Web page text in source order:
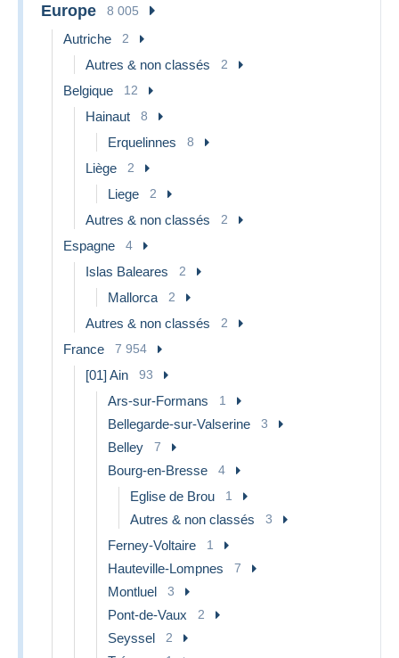
Europe 8 005
Autriche 2
Autres & non classés 2
Belgique 12
Hainaut 8
Erquelinnes 8
Liège 2
Liege 2
Autres & non classés 2
Espagne 4
Islas Baleares 2
Mallorca 2
Autres & non classés 2
France 7 954
[01] Ain 93
Ars-sur-Formans 1
Bellegarde-sur-Valserine 3
Belley 7
Bourg-en-Bresse 4
Eglise de Brou 1
Autres & non classés 3
Ferney-Voltaire 1
Hauteville-Lompnes 7
Montluel 3
Pont-de-Vaux 2
Seyssel 2